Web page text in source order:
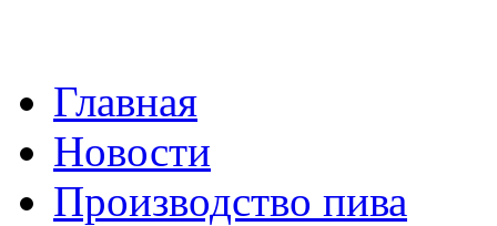
Главная
Новости
Производство пива